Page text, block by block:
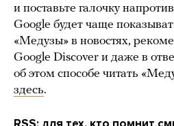
и поставьте галочку напротив
Google будет чаще
«Медузы» в новостях,
Google Discover и даже в
об этом способе читать
здесь.